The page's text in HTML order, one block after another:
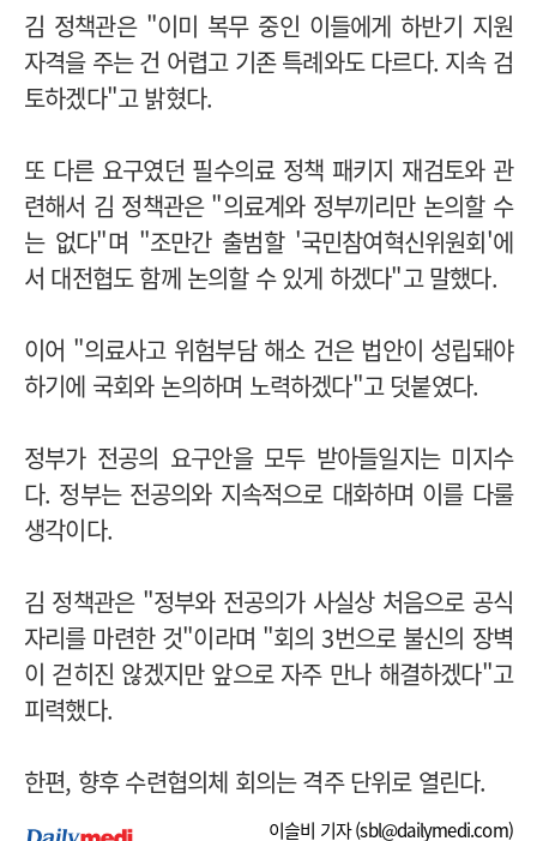
김 정책관은 "이미 복무 중인 이들에게 하반기 지원
자격을 주는 건 어렵고 기존 특례와도 다르다. 지속 검
토하겠다"고 밝혔다.
또 다른 요구였던 필수의료 정책 패키지 재검토와 관
련해서 김 정책관은 "의료계와 정부끼리만 논의할 수
는 없다"며 "조만간 출범할 '국민참여혁신위원회'에
서 대전협도 함께 논의할 수 있게 하겠다"고 말했다.
이어 "의료사고 위험부담 해소 건은 법안이 성립돼야
하기에 국회와 논의하며 노력하겠다"고 덧붙였다.
정부가 전공의 요구안을 모두 받아들일지는 미지수
다. 정부는 전공의와 지속적으로 대화하며 이를 다룰
생각이다.
김 정책관은 "정부와 전공의가 사실상 처음으로 공식
자리를 마련한 것"이라며 "회의 3번으로 불신의 장벽
이 걷히진 않겠지만 앞으로 자주 만나 해결하겠다"고
피력했다.
한편, 향후 수련협의체 회의는 격주 단위로 열린다.
이슬비 기자 (sbl@dailymedi.com)